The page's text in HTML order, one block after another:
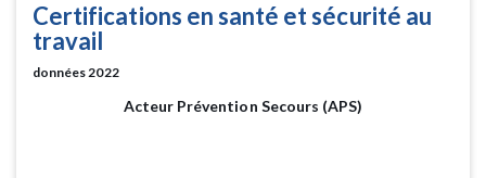
Certifications en santé et sécurité au
travail
données 2022
Acteur Prévention Secours (APS)